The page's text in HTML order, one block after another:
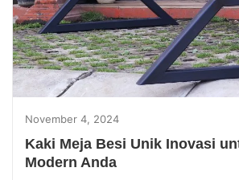
November 4, 2024
Kaki Meja Besi Unik Inovasi
Modern Anda